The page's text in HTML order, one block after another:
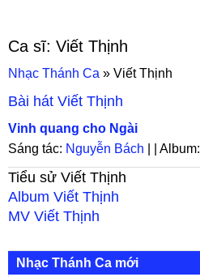
Ca sĩ: Viết Thịnh
Nhạc Thánh Ca » Viết Thịnh
Bài hát Viết Thịnh
Vinh quang cho Ngài
Sáng tác: Nguyễn Bách | | Album:
Tiểu sử Viết Thịnh
Album Viết Thịnh
MV Viết Thịnh
Nhạc Thánh Ca mới